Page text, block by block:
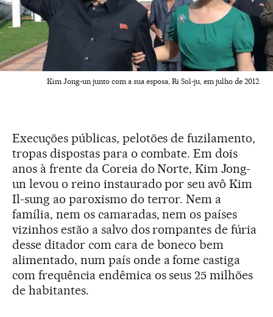
Kim Jong-un junto com a sua esposa, Ri Sol-ju, em julho de 2012.
Execuções públicas, pelotões de fuzilamento,
tropas dispostas para o combate. Em dois
anos à frente da Coreia do Norte, Kim Jong-
un levou o reino instaurado por seu avô Kim
Il-sung ao paroxismo do terror. Nem a
família, nem os camaradas, nem os países
vizinhos estão a salvo dos rompantes de fúria
desse ditador com cara de boneco bem
alimentado, num país onde a fome castiga
com frequência endêmica os seus 25 milhões
de habitantes.